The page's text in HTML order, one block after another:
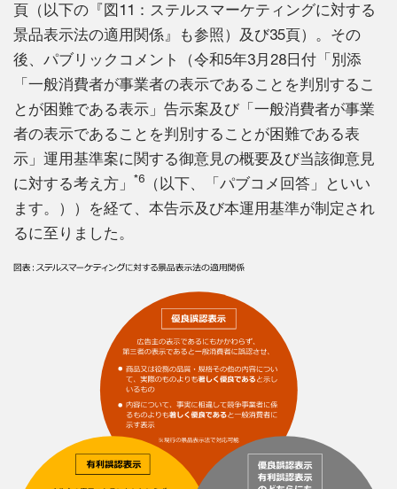
頁（以下の『図11：ステルスマーケティングに対する
景品表示法の適用関係』も参照）及び35頁）。その
後、パブリックコメント（令和5年3月28日付「別添
「一般消費者が事業者の表示であることを判別するこ
とが困難である表示」告示案及び「一般消費者が事業
者の表示であることを判別することが困難である表
示」運用基準案に関する御意見の概要及び当該御意見
に対する考え方」
*6
（以下、「パブコメ回答」といい
ます。））を経て、本告示及び本運用基準が制定され
るに至りました。